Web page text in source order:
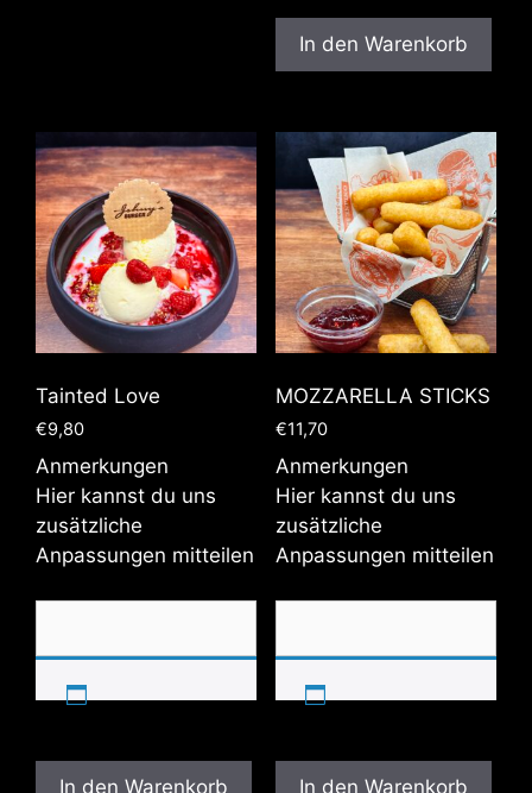
In den Warenkorb
Tainted Love
€9,80
Anmerkungen
Hier kannst du uns
zusätzliche
Anpassungen mitteilen
In den Warenkorb
MOZZARELLA STICKS
€11,70
Anmerkungen
Hier kannst du uns
zusätzliche
Anpassungen mitteilen
In den Warenkorb